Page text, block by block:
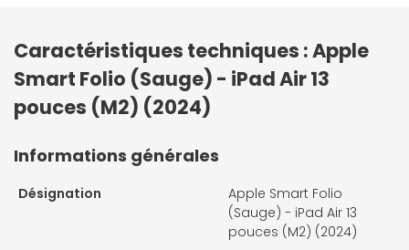
Caractéristiques techniques : Apple
Smart Folio (Sauge) - iPad Air 13
pouces (M2) (2024)
Informations générales
Désignation
Apple Smart Folio
(Sauge) - iPad Air 13
pouces (M2) (2024)